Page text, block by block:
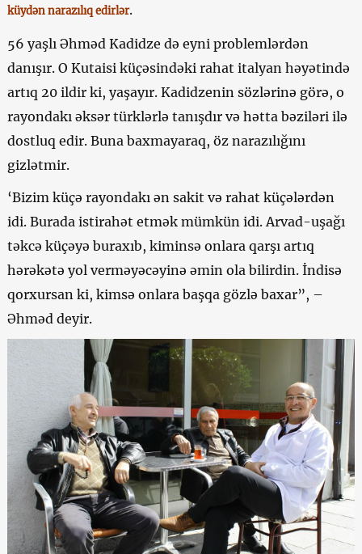
küydən narazılıq edirlər.
56 yaşlı Əhməd Kadidze də eyni problemlərdən
danışır. O Kutaisi küçəsindəki rahat italyan həyətində
artıq 20 ildir ki, yaşayır. Kadidzenin sözlərinə görə, o
rayondakı əksər türklərlə tanışdır və hətta bəziləri ilə
dostluq edir. Buna baxmayaraq, öz narazılığını
gizlətmir.
‘Bizim küçə rayondakı ən sakit və rahat küçələrdən
idi. Burada istirahət etmək mümkün idi. Arvad-uşağı
təkcə küçəyə buraxıb, kiminsə onlara qarşı artıq
hərəkətə yol verməyəcəyinə əmin ola bilirdin. İndisə
qorxursan ki, kimsə onlara başqa gözlə baxar”, –
Əhməd deyir.